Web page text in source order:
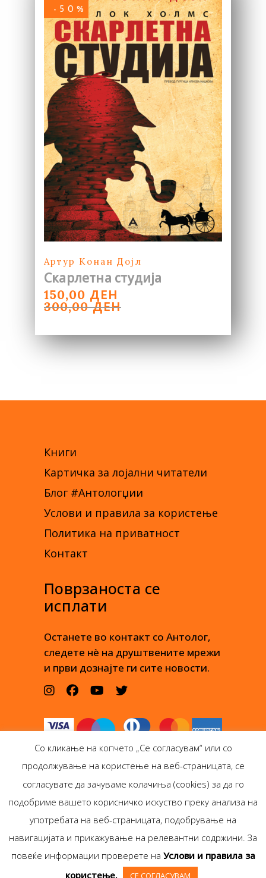
-50%
Артур Конан Дојл
Скарлетна студија
300,00ДЕН
ORIGINAL
PRICE
WAS:
150,00 ДЕН
CURRENT
PRICE
IS:
Книги
Картичка за лојални читатели
Блог #Антологџии
Услови и правила за користење
Политика на приватност
Контакт
Поврзаноста се
исплати
Останете во контакт со Антолог,
следете нè на друштвените мрежи
и први дознајте ги сите новости.
Антолог Боокс дооел
Copyright © Antolog
Со кликање на копчето „Се согласувам“ или со
продолжување на користење на веб-страницата, се
согласувате да зачуваме колачиња (cookies) за да го
подобриме вашето корисничко искуство преку анализа на
употребата на веб-страницата, подобрување на
навигацијата и прикажување на релевантни содржини. За
повеќе информации проверете на Услови и правила за
користење.
СЕ СОГЛАСУВАМ